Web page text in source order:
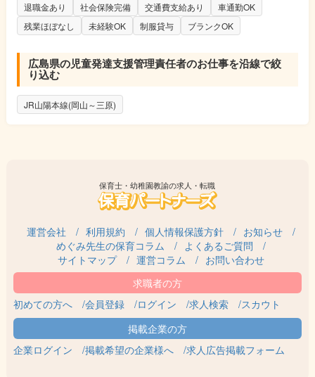
退職金あり
社会保険完備 交通費支給あり
車通勤OK
残業ほぼなし
未経験OK 制服貸与 ブランクOK
広島県の児童発達支援管理責任者のお仕事を沿線で絞
り込む
JR山陽本線(岡山～三原)
保育士・幼稚園教諭の求人・転職
運営会社 利用規約 個人情報保護方針
お知らせ
めぐみ先生の保育コラム
よくあるご質問
サイトマップ
運営コラム お問い合わせ
初めての方へ 会員登録 ログイン 求人検索 スカウト
企業ログイン 掲載希望の企業様へ 求人広告掲載フォーム